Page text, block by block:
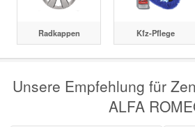
Radkappen Kfz-Pflege
Unsere Empfehlung für
ALFA